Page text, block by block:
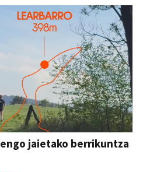
jaietako berrikuntza